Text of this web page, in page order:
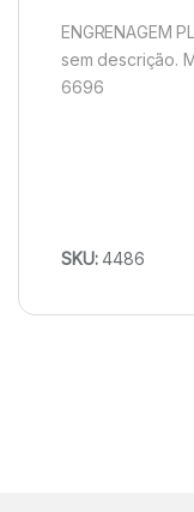
ENGRENAGEM
sem descrição.
6696
SKU:4486